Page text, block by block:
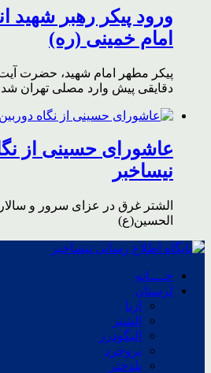
ورود پیکر رهبر شهید
امام خمینی (ره)
پیکر مطهر امام شهید،‌ حضرت
دقایقی پیش وارد مصلی تهران
عاشورای حسینی از
نیساخبر
الشتر غرق در عزای سرور و
الحسین(ع)
خــــانه
لرستان
ازنا
الشتر
الیگودرز
بروجرد
پلدختر